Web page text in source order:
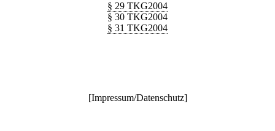
§ 29 TKG2004
§ 30 TKG2004
§ 31 TKG2004
[Impressum/Datenschutz]